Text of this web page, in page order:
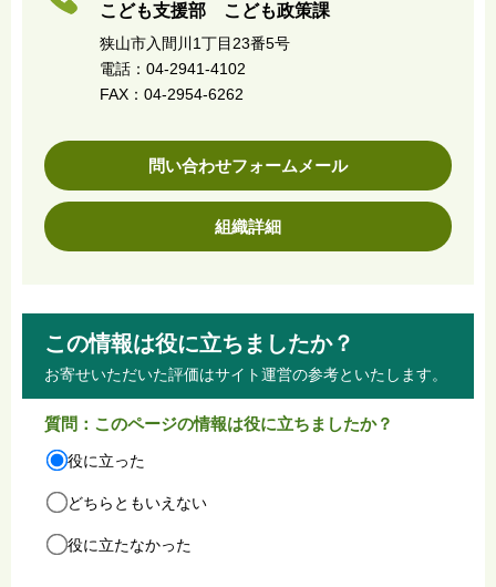
こども支援部 こども政策課
狭山市入間川1丁目23番5号
電話：04-2941-4102
FAX：04-2954-6262
問い合わせフォームメール
組織詳細
この情報は役に立ちましたか？
お寄せいただいた評価はサイト運営の参考といたします。
質問：このページの情報は役に立ちましたか？
役に立った
どちらともいえない
役に立たなかった